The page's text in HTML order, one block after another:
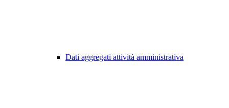
Dati aggregati attività amministrativa